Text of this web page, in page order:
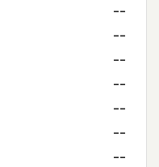
--
--
--
--
--
--
--